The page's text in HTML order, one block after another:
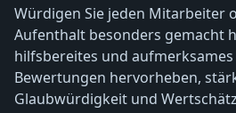
Würdigen Sie jeden Mitarbeiter
Aufenthalt besonders gemacht
hilfsbereites und
Bewertungen hervorheben,
Glaubwürdigkeit und